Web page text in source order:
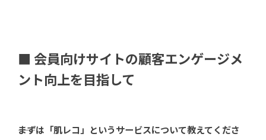
■ 会員向けサイトの顧客エンゲージメ
ント向上を目指して
――まずは「肌レコ」というサービスについて教えてくださ